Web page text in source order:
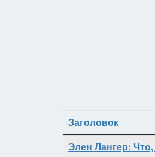
Материалы
Заголовок
Элен Лангер: